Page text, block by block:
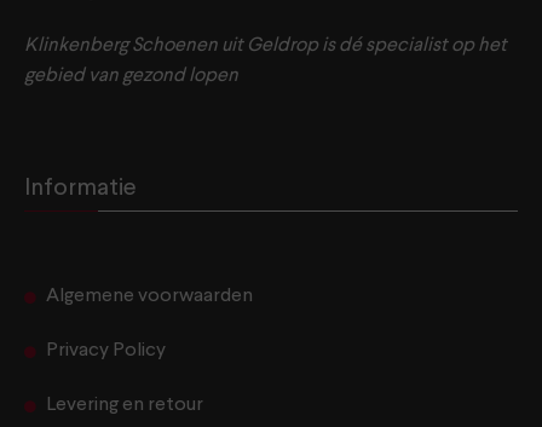
Klinkenberg Schoenen uit Geldrop is dé specialist op het
gebied van gezond lopen
Informatie
Algemene voorwaarden
Privacy Policy
Levering en retour